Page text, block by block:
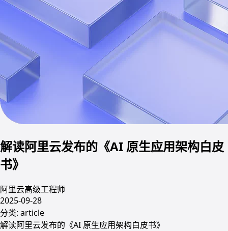
解读阿里云发布的《AI 原生应用架构白皮
书》
阿里云高级工程师
2025-09-28
分类: article
解读阿里云发布的《AI 原生应用架构白皮书》